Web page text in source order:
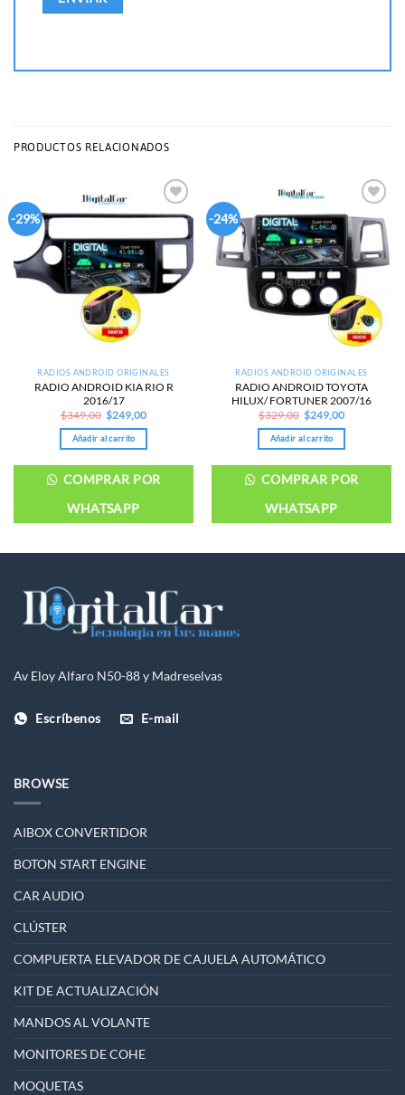
PRODUCTOS RELACIONADOS
-29%
Add to
RADIOS ANDROID ORIGINALES
RADIO ANDROID KIA RIO R
2016/17
$349,00 Original
price
was:
$349,00.
$249,00Current
Añadir al carrito
COMPRAR POR
WHATSAPP
-24%
Add to
wishlist
RADIOS ANDROID ORIGINALES
RADIO ANDROID TOYOTA
HILUX/ FORTUNER 2007/16
$329,00 Original
price
was:
$329,00.
$249,00Current
Añadir al carrito
COMPRAR POR
WHATSAPP
Av Eloy Alfaro N50-88 y Madreselvas
Escríbenos E-mail
BROWSE
AIBOX CONVERTIDOR
BOTON START ENGINE
CAR AUDIO
CLÚSTER
COMPUERTA ELEVADOR DE CAJUELA AUTOMÁTICO
KIT DE ACTUALIZACIÓN
MANDOS AL VOLANTE
MONITORES DE COHE
MOQUETAS